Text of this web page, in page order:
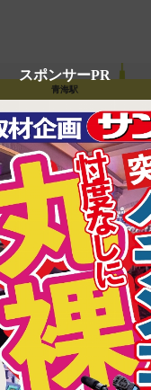
スポンサーPR
青海駅
海駅 】喫煙可能な飲食店